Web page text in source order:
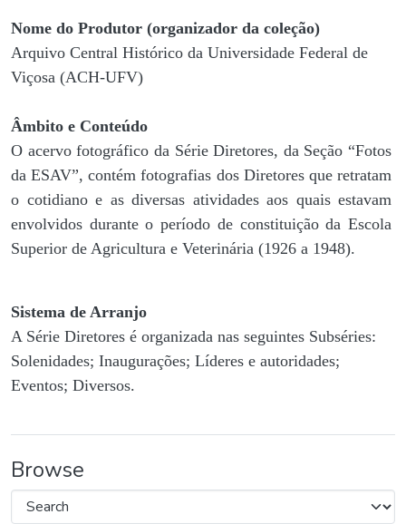
Nome do Produtor (organizador da coleção)
Arquivo Central Histórico da Universidade Federal de
Viçosa (ACH-UFV)
Âmbito e Conteúdo
O acervo fotográfico da Série Diretores, da Seção “Fotos
da ESAV”, contém fotografias dos Diretores que retratam
o cotidiano e as diversas atividades aos quais estavam
envolvidos durante o período de constituição da Escola
Superior de Agricultura e Veterinária (1926 a 1948).
Sistema de Arranjo
A Série Diretores é organizada nas seguintes Subséries:
Solenidades; Inaugurações; Líderes e autoridades;
Eventos; Diversos.
Browse